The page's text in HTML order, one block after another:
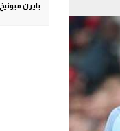
بايرن ميونيخ